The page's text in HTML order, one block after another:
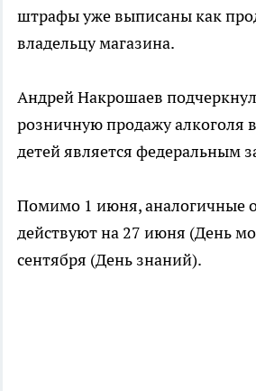
штрафы уже выписаны как
владельцу магазина.
Андрей Накрошаев
розничную продажу алкоголя
детей является федеральным
Помимо 1 июня, аналогичные
действуют на 27 июня (День
сентября (День знаний).